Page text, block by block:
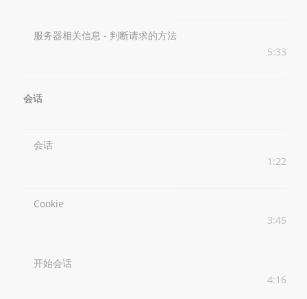
服务器相关信息 - 判断请求的方法
5:33
会话
会话
1:22
Cookie
3:45
开始会话
4:16